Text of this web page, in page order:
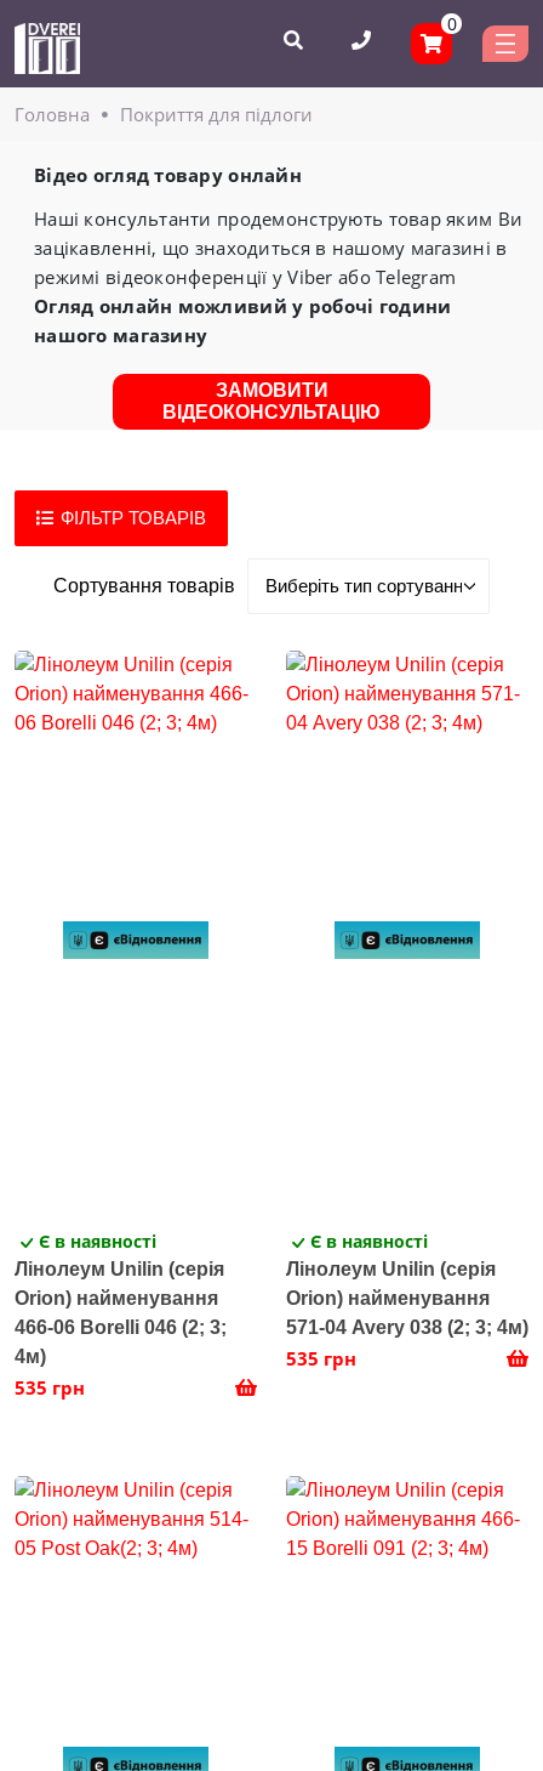
0
Головнa Покриття для підлоги
Відео огляд товару онлайн
Наші консультанти продемонструють товар яким Ви
зацікавленні, що знаходиться в нашому магазині в
режимі відеоконференції у Viber або Telegram
Огляд онлайн можливий у робочі години
нашого магазину
ЗАМОВИТИ
ВІДЕОКОНСУЛЬТАЦІЮ
ФІЛЬТР ТОВАРІВ
Сортування товарів
Є в наявності
Лінолеум Unilin (серія
Orion) найменування
466-06 Borelli 046 (2; 3;
4м)
535 грн
Є в наявності
Лінолеум Unilin (серія
Orion) найменування
571-04 Avery 038 (2; 3; 4м)
535 грн